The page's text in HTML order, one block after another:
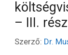
– III. rész
Szerző: Dr.